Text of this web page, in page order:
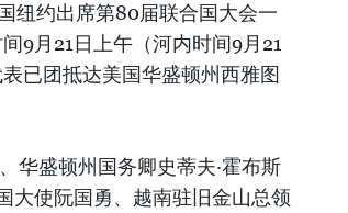
纽约出席第80届联合国大会一
9月21日上午（河内时间9月21
已团抵达美国华盛顿州西雅图
华盛顿州国务卿史蒂夫·霍布斯
大使阮国勇、越南驻旧金山总领